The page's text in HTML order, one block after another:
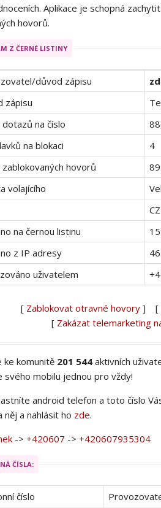
Aplikace je schopná
hovorů.
Z ČERNÉ LISTINY
důvod zápisu
zápisu
na číslo
na blokaci
4
hovorů
89
volajícího
CZ
na černou listinu
z IP adresy
uživatelem
[ Zablokovat otravné hovory] [
[ Zakázat telemarketing
ke komunitě 201 544 aktivních
svého mobilu jednou pro vždy!
android telefon a toto číslo
něj a nahlásit ho zde.
-> +420607 -> +420607935304
ČÍSLA:
číslo